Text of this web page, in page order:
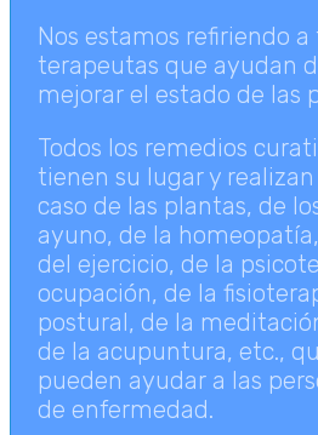
Nos estamos refiriendo
terapeutas que ayudan
mejorar el estado de las
Todos los remedios
tienen su lugar y realizan
caso de las plantas, de
ayuno, de la
del ejercicio, de la
ocupación, de la
postural, de la
de la acupuntura, etc.,
pueden ayudar a las
de enfermedad.